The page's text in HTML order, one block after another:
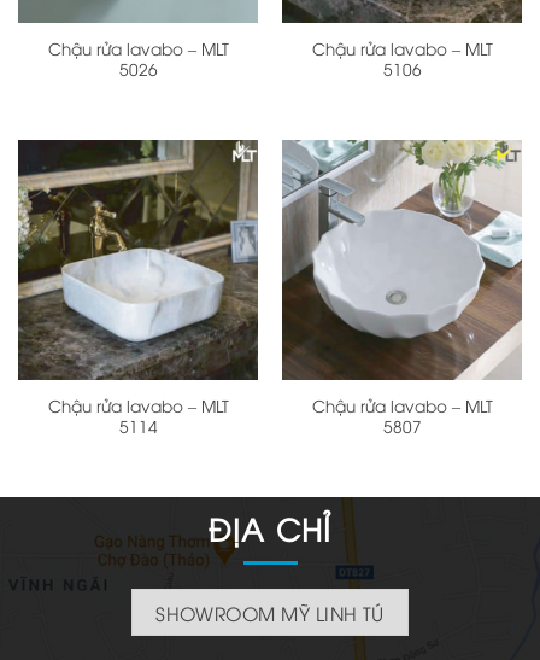
Chậu rửa lavabo – MLT
5026
Chậu rửa lavabo – MLT
5106
Chậu rửa lavabo – MLT
5114
Chậu rửa lavabo – MLT
5807
ĐỊA CHỈ
SHOWROOM MỸ LINH TÚ